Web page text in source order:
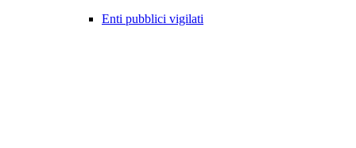
Enti pubblici vigilati